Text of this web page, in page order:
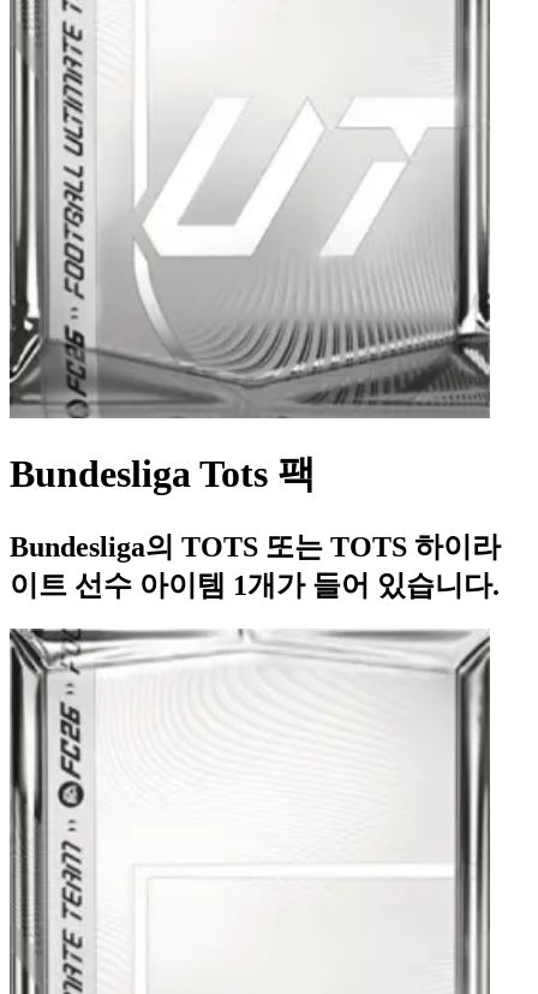
Bundesliga Tots 팩
Bundesliga의 TOTS 또는 TOTS 하이라
이트 선수 아이템 1개가 들어 있습니다.